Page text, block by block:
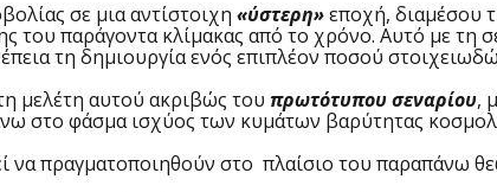
σε μια αντίστοιχη «ύστερη»εποχή, διαμέσου
του παράγοντα κλίμακας από το χρόνο. Αυτό με τη
τη δημιουργία ενός επιπλέον ποσού
μελέτη αυτού ακριβώς του πρωτότυπου σεναρίου,
στο φάσμα ισχύος των κυμάτων βαρύτητας
να πραγματοποιηθούν στο πλαίσιο του παραπάνω